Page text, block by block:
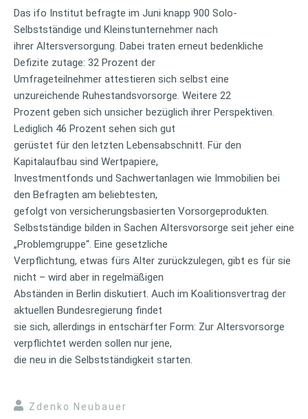
Das ifo Institut befragte im Juni knapp 900 Solo-
Selbstständige und Kleinstunternehmer nach
ihrer Altersversorgung. Dabei traten erneut bedenkliche
Defizite zutage: 32 Prozent der
Umfrageteilnehmer attestieren sich selbst eine
unzureichende Ruhestandsvorsorge. Weitere 22
Prozent geben sich unsicher bezüglich ihrer Perspektiven.
Lediglich 46 Prozent sehen sich gut
gerüstet für den letzten Lebensabschnitt. Für den
Kapitalaufbau sind Wertpapiere,
Investmentfonds und Sachwertanlagen wie Immobilien bei
den Befragten am beliebtesten,
gefolgt von versicherungsbasierten Vorsorgeprodukten.
Selbstständige bilden in Sachen Altersvorsorge seit jeher eine
„Problemgruppe“. Eine gesetzliche
Verpflichtung, etwas fürs Alter zurückzulegen, gibt es für sie
nicht – wird aber in regelmäßigen
Abständen in Berlin diskutiert. Auch im Koalitionsvertrag der
aktuellen Bundesregierung findet
sie sich, allerdings in entschärfter Form: Zur Altersvorsorge
verpflichtet werden sollen nur jene,
die neu in die Selbstständigkeit starten.
Zdenko Neubauer